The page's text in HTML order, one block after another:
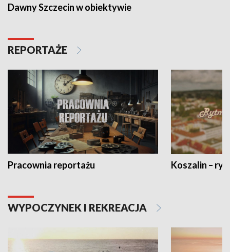
Dawny Szczecin w obiektywie
REPORTAŻE
Pracownia reportażu Koszalin –
WYPOCZYNEK I REKREACJA